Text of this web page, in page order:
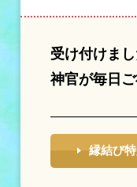
受け付けま
神官が毎⽇ご
縁結び